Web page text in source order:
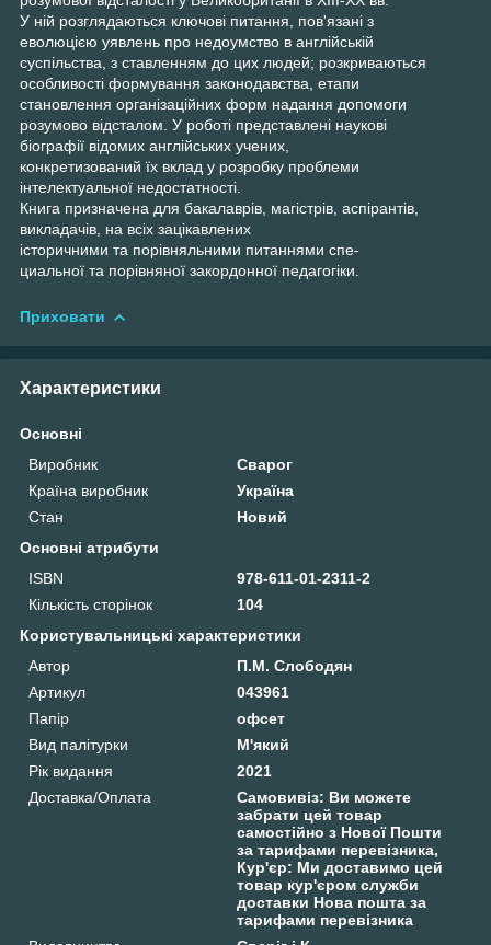
У ній розглядаються ключові питання, пов'язані з
еволюцією уявлень про недоумство в англійській
суспільства, з ставленням до цих людей; розкриваються
особливості формування законодавства, етапи
становлення організаційних форм надання допомоги
розумово відсталом. У роботі представлені наукові
біографії відомих англійських учених,
конкретизований їх вклад у розробку проблеми
інтелектуальної недостатності.
Книга призначена для бакалаврів, магістрів, аспірантів,
викладачів, на всіх зацікавлених
історичними та порівняльними питаннями спе-
циальної та порівняної закордонної педагогіки.
Приховати
Характеристики
Основні
Виробник
Сварог
Країна виробник
Україна
Стан
Новий
Основні атрибути
ISBN
978-611-01-2311-2
Кількість сторінок
104
Користувальницькі характеристики
Автор
П.М. Слободян
Артикул
043961
Папір
офсет
Вид палітурки
М'який
Рік видання
2021
Доставка/Оплата
Самовивіз: Ви можете
забрати цей товар
самостійно з Нової Пошти
за тарифами перевізника,
Кур'єр: Ми доставимо цей
товар кур'єром служби
доставки Нова пошта за
тарифами перевізника